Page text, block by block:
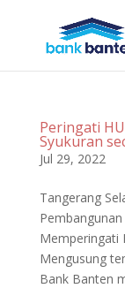
Peringati
Syukuran
Jul 29, 2022
Tangerang
Memperingati
Mengusung
Bank Banten